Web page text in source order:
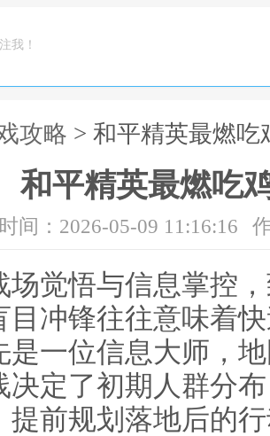
我！
攻略 > 和平精英最燃吃
和平精英最燃吃
时间：2026-05-09 11:16:16
场觉悟与信息掌控
目冲锋往往意味着
是一位信息大师，
决定了初期人群分
提前规划落地后的